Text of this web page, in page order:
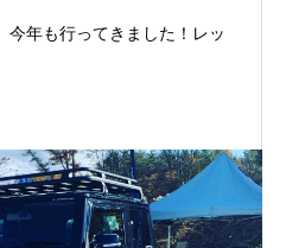
年も行ってきました！レッ